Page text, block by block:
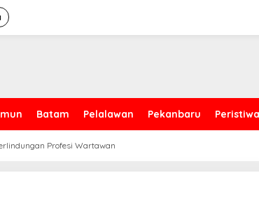
Batam Pelalawan Pekanbaru Peristiwa
Profesi Wartawan